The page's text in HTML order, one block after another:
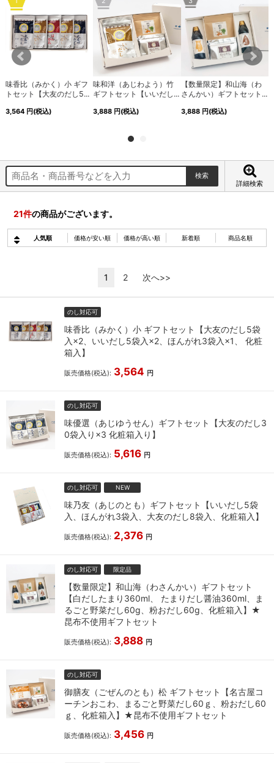
味香比（みかく）小 ギフ
トセット【大友のだし5...
3,564円 (税込)
味和洋（あじわよう）竹
ギフトセット【いいだし...
3,888 円 (税込)
【数量限定】和山海（わ
さんかい）ギフトセット...
3,888円 (税込)
詳細検索
21件の商品がございます。
人気順 価格が安い順 価格が高い順 新着順 商品名順
1 2 次へ>>
のし対応可
味香比（みかく）小 ギフトセット【大友のだし5袋
入×2、いいだし5袋入×2、ほんがれ3袋入×1、 化粧
箱入】
販売価格(税込): 3,564 円
のし対応可
味優選（あじゆうせん）ギフトセット【大友のだし3
0袋入り×3 化粧箱入り】
販売価格(税込): 5,616 円
のし対応可 NEW
味乃友（あじのとも）ギフトセット【いいだし5袋
入、ほんがれ3袋入、大友のだし8袋入、化粧箱入】
販売価格(税込): 2,376 円
のし対応可 限定品
【数量限定】和山海（わさんかい）ギフトセット
【白だしたまり360ml、 たまりだし醤油360ml、ま
るごと野菜だし60g、粉おだし60g、化粧箱入】★
昆布不使用ギフトセット
販売価格(税込): 3,888 円
のし対応可
御膳友（ごぜんのとも）松 ギフトセット【名古屋コ
ーチンおこわ、まるごと野菜だし60ｇ、粉おだし60
ｇ、化粧箱入】★昆布不使用ギフトセット
販売価格(税込): 3,456 円